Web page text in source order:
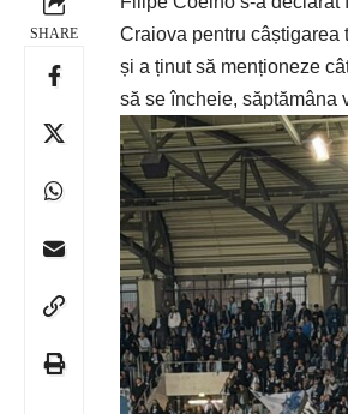
SHARE
Craiova pentru câștigarea
și a ținut să menționeze
să se încheie, săptămâna